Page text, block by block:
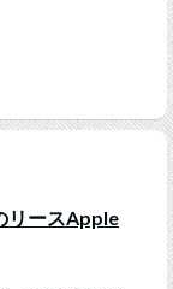
リースApple